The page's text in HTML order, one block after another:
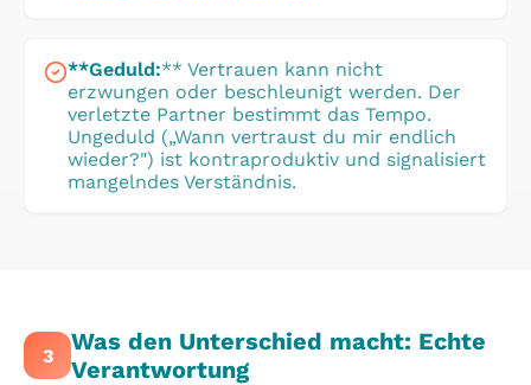
**Geduld:** Vertrauen kann nicht
erzwungen oder beschleunigt werden. Der
verletzte Partner bestimmt das Tempo.
Ungeduld („Wann vertraust du mir endlich
wieder?") ist kontraproduktiv und signalisiert
mangelndes Verständnis.
3
Was den Unterschied macht: Echte
Verantwortung